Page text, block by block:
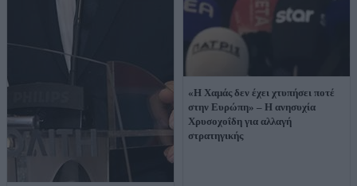
«Η Χαμάς δεν έχει χτυπήσει ποτέ
στην Ευρώπη» – Η ανησυχία
Χρυσοχοΐδη για αλλαγή
στρατηγικής